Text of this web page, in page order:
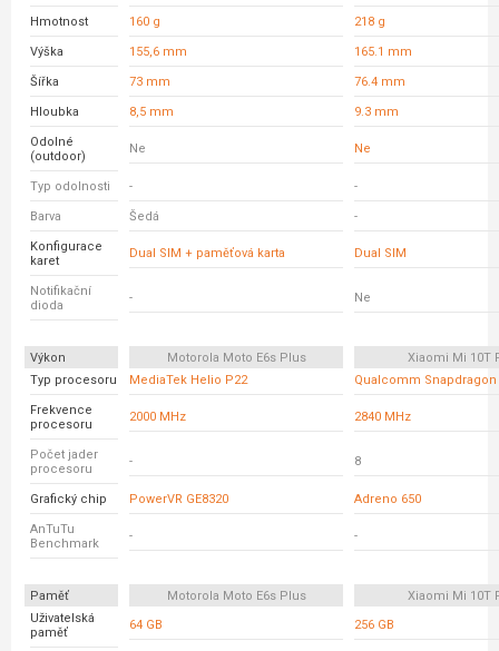
Hmotnost 160 g 218 g
Výška 155,6 mm 165.1 mm
Šířka 73 mm 76.4 mm
Hloubka 8,5 mm 9.3 mm
Odolné
(outdoor)
Ne Ne
Typ odolnosti - -
Barva Šedá -
Konfigurace
karet
Dual SIM + paměťová karta Dual SIM
Notifikační
dioda
- Ne
Výkon Motorola Moto E6s Plus
Xiaomi Mi 10T
Typ procesoru
MediaTek Helio P22 Qualcomm Snapdragon
Frekvence
procesoru
2000 MHz 2840 MHz
Počet jader
procesoru
- 8
Grafický chip PowerVR GE8320 Adreno 650
AnTuTu
Benchmark
- -
Paměť Motorola Moto E6s Plus
Xiaomi Mi 10T
Uživatelská
paměť
64 GB 256 GB